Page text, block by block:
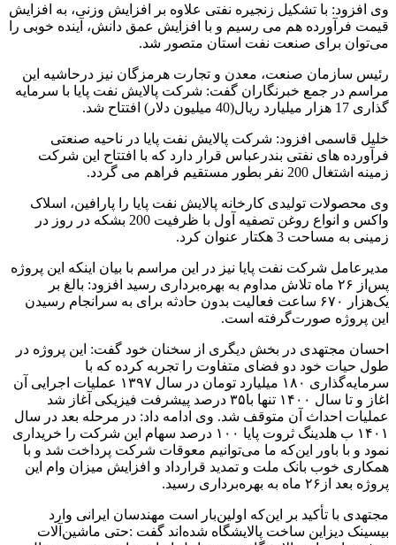
وی افزود: با تشکیل زنجیره نفتی علاوه بر افزایش وزنی، به افزایش
قیمت فرآورده هم می رسیم و با افزایش عمق دانش، آینده خوبی را
می‌توان برای صنعت نفت استان متصور شد.
رئیس سازمان صنعت، معدن و تجارت هرمزگان نیز درحاشیه این
مراسم در جمع خبرنگاران گفت: شرکت پالایش نفت پایا با سرمایه
گذاری 17 هزار میلیارد ریال(40 میلیون دلار) افتتاح شد.
خلیل قاسمی افزود: شرکت پالایش نفت پایا در ناحیه صنعتی
فرآورده های نفتی بندرعباس قرار دارد که با افتتاح این شرکت
زمینه اشتغال 200 نفر بطور مستقیم فراهم می گردد.
وی محصولات تولیدی کارخانه پالایش نفت پایا را پارافین، اسلاک
واکس و انواع روغن تصفیه آول با ظرفیت 200 بشکه در روز در
زمینی به مساحت 3 هکتار عنوان کرد.
مدیرعامل شرکت نفت پایا نیز در این مراسم با بیان اینکه این پروژه
پس‌از ۲۶ ماه تلاش مداوم به بهره‌برداری رسید افزود: بالغ بر
یک‌هزار ۶۷۰ ساعت فعالیت بدون حادثه برای به سرانجام رسیدن
این پروژه صورت‌گرفته است.
احسان مجتهدی در بخش دیگری از سخنان خود گفت: این پروژه در
طول حیات خود دو فضای متفاوت را تجربه کرده که با
سرمایه‌گذاری ۱۸۰ میلیارد تومان در سال ۱۳۹۷ عملیات اجرایی آن
اغاز و تا سال ۱۴۰۰ تنها با۳۵ درصد پیشرفت فیزیکی آغاز شد
عملیات احداث آن متوقف شد. وی ادامه داد: در مرحله بعد در سال
۱۴۰۱ ب هلدینگ ثروت پایا ۱۰۰ درصد سهام این شرکت را خریداری
نمود و با باور این‌که ما می‌توانیم معوقات شرکت پرداخت شد و با
همکاری خوب بانک ملت و تمدید قرارداد و افزایش میزان وام این
پروژه بعد از۲۶ ماه به بهره‌برداری رسید.
مجتهدی با تأکید بر این‌که اولین‌بار است مهندسان ایرانی وارد
بیسینک دیزاین ساخت پالایشگاه شده‌اند گفت :حتی ماشین‌آلات